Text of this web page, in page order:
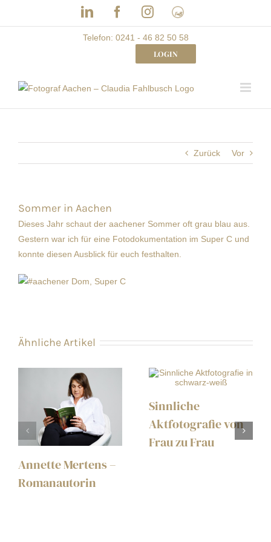
LinkedInFacebookInstagram
Frau
mit
Bizz
Telefon: 0241 - 46 82 50 58
LOGIN
Zurück Vor
Sommer in Aachen
Dieses Jahr schaut der aachener Sommer oft grau blau aus.
Gestern war ich für eine Fotodokumentation im Super C und
konnte diesen Ausblick für euch festhalten.
Ähnliche Artikel
Annette Mertens –
Romanautorin
Sinnliche
Aktfotografie von
Frau zu Frau